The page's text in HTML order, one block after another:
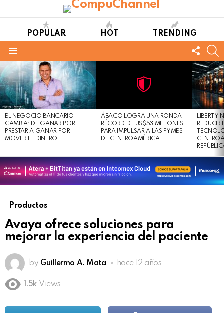
POPULAR HOT TRENDING
US
LATEST
STORIES
EL NEGOCIO BANCARIO
CAMBIA: DE GANAR POR
PRESTAR A GANAR POR
MOVER EL DINERO
Safe
For
Work
view
this
post
ÁBACO LOGRA UNA RONDA
RÉCORD DE US$53 MILLONES
PARA IMPULSAR A LAS PYMES
DE CENTROAMÉRICA
LIBERTY
REDUCIR
Productos
Avaya ofrece soluciones para
mejorar la experiencia del paciente
by Guillermo A. Mata hace 12 años
1.5k Views